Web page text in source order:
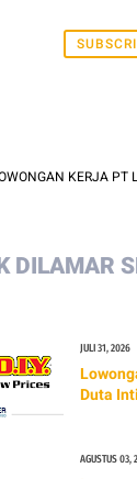
KERJA PT
DILAMAR
JULI 31, 2026
Duta
AGUSTUS 03,